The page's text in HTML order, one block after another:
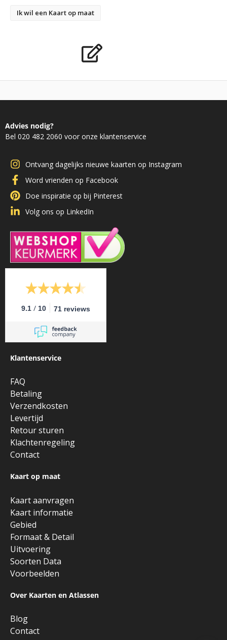
Ik wil een Kaart op maat
Advies nodig?
Bel 020 482 2060 voor onze klantenservice
Ontvang dagelijks nieuwe kaarten op Instagram
Word vrienden op Facebook
Doe inspiratie op bij Pinterest
Volg ons op LinkedIn
9.1 / 10 71 reviews
Klantenservice
FAQ
Betaling
Verzendkosten
Levertijd
Retour sturen
Klachtenregeling
Contact
Kaart op maat
Kaart aanvragen
Kaart informatie
Gebied
Formaat & Detail
Uitvoering
Soorten Data
Voorbeelden
Over Kaarten en Atlassen
Blog
Contact